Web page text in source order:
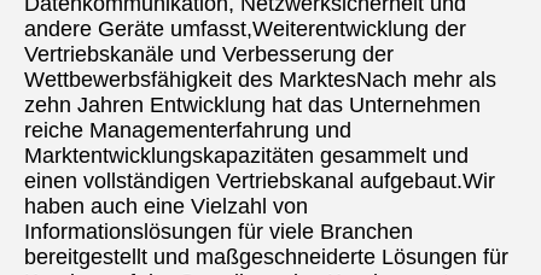
andere Geräte umfasst,Weiterentwicklung der
Vertriebskanäle und Verbesserung der
Wettbewerbsfähigkeit des MarktesNach mehr als
zehn Jahren Entwicklung hat das Unternehmen
reiche Managementerfahrung und
Marktentwicklungskapazitäten gesammelt und
einen vollständigen Vertriebskanal aufgebaut.Wir
haben auch eine Vielzahl von
Informationslösungen für viele Branchen
bereitgestellt und maßgeschneiderte Lösungen für